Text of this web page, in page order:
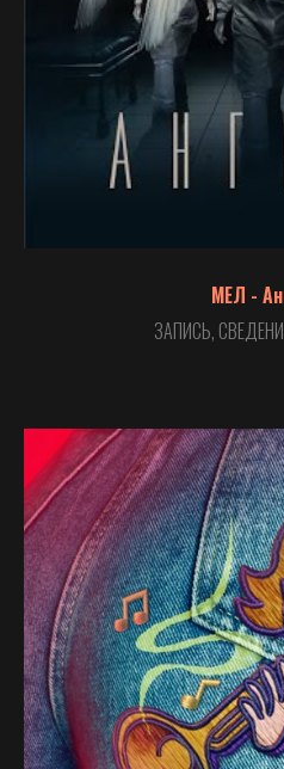
МЕЛ -
ЗАПИСЬ,